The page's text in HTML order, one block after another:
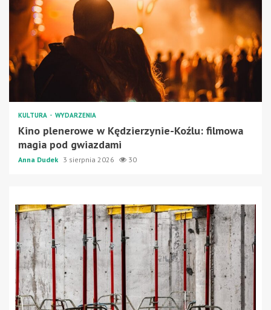
KULTURA WYDARZENIA
Kino plenerowe w Kędzierzynie-Koźlu: filmowa
magia pod gwiazdami
Anna Dudek 3 sierpnia 2026 30